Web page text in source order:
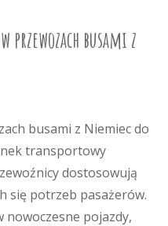
busami z
busami z Niemiec do
transportowy
dostosowują
się potrzeb pasażerów.
nowoczesne pojazdy,